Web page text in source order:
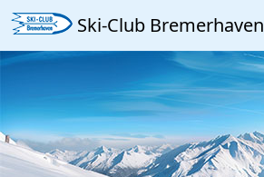
Ski-Club Bremerhaven